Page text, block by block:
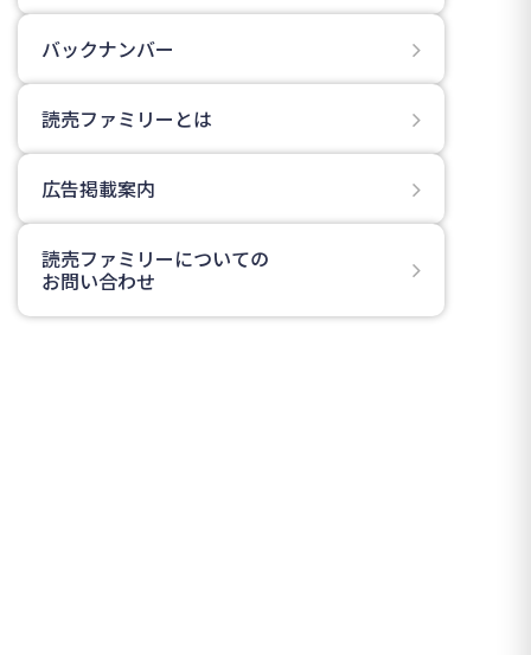
バックナンバー
読売ファミリーとは
広告掲載案内
読売ファミリーについての
お問い合わせ